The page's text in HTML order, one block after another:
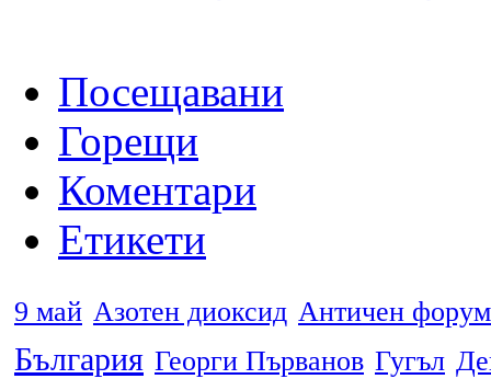
Посещавани
Горещи
Коментари
Етикети
9 май Азотен диоксид Античен форум
България Георги Първанов Гугъл